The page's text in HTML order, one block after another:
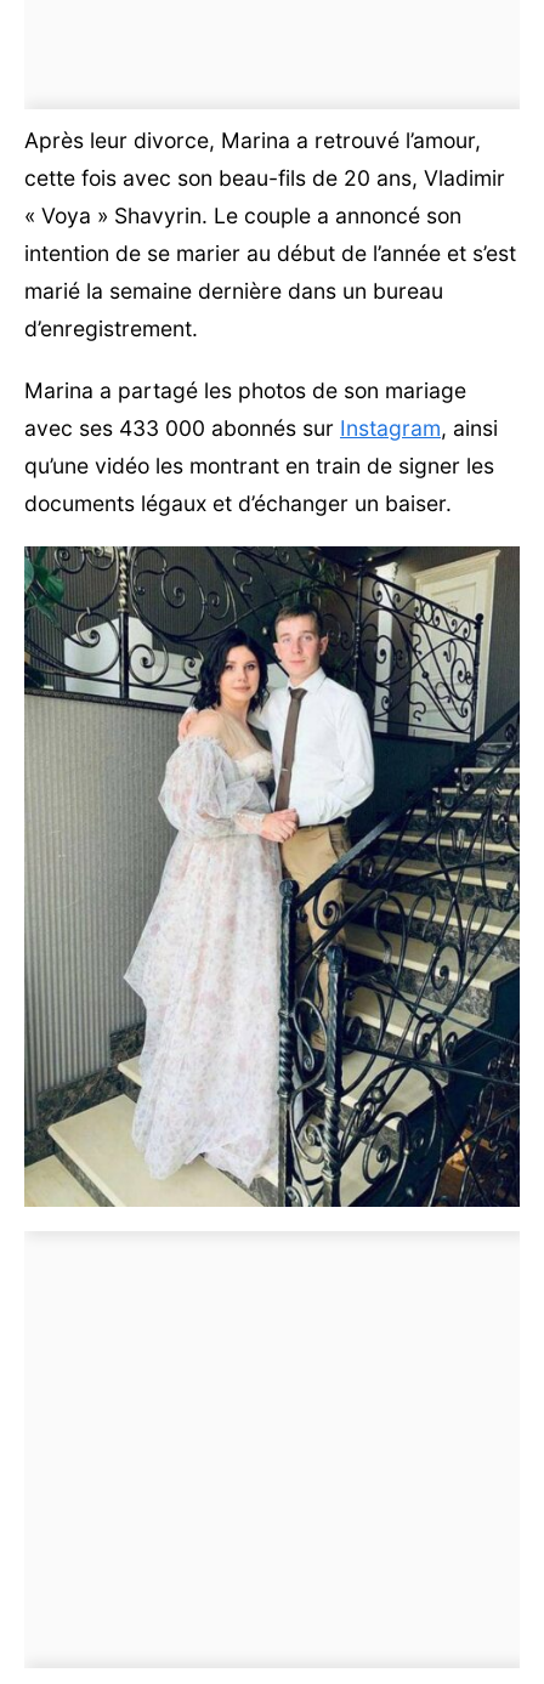
Après leur divorce, Marina a retrouvé l’amour,
cette fois avec son beau-fils de 20 ans, Vladimir
« Voya » Shavyrin. Le couple a annoncé son
intention de se marier au début de l’année et s’est
marié la semaine dernière dans un bureau
d’enregistrement.
Marina a partagé les photos de son mariage
avec ses 433 000 abonnés sur Instagram, ainsi
qu’une vidéo les montrant en train de signer les
documents légaux et d’échanger un baiser.